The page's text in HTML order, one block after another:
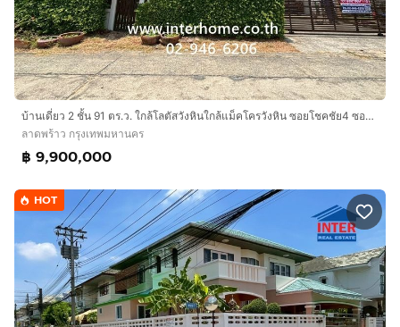
บ้านเดี่ยว 2 ชั้น 91 ตร.ว. ใกล้โลตัสวังหินใกล้แม็คโครวังหิน ซอยโชคชัย4 ซอย84 ถนนโชคชัย เขตลาดพร้าว กรุงเทพมหานคร
ลาดพร้าว กรุงเทพมหานคร
฿ 9,900,000
HOT